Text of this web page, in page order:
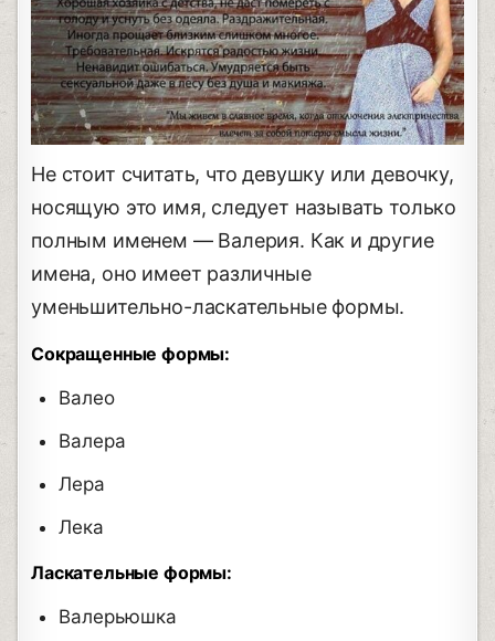
Не стоит считать, что девушку или девочку,
носящую это имя, следует называть только
полным именем — Валерия. Как и другие
имена, оно имеет различные
уменьшительно-ласкательные формы.
Сокращенные формы:
Валео
Валера
Лера
Лека
Ласкательные формы:
Валерьюшка